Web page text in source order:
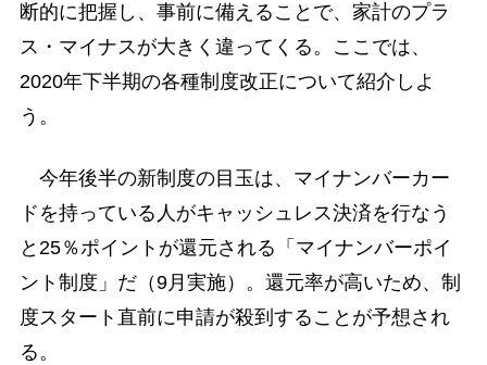
断的に把握し、事前に備えることで、家計のプラ
ス・マイナスが大きく違ってくる。ここでは、
2020年下半期の各種制度改正について紹介しよ
う。
今年後半の新制度の目玉は、マイナンバーカー
ドを持っている人がキャッシュレス決済を行なう
と25％ポイントが還元される「マイナンバーポイ
ント制度」だ（9月実施）。還元率が高いため、制
度スタート直前に申請が殺到することが予想され
る。